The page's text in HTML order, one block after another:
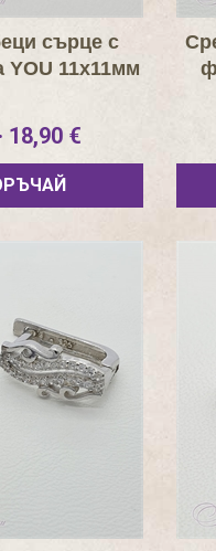
сърце с
YOU 11х11мм
18,90 €